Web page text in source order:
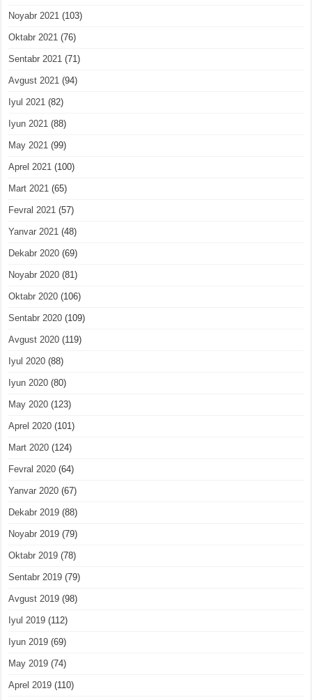
Noyabr 2021 (103)
Oktabr 2021 (76)
Sentabr 2021 (71)
Avgust 2021 (94)
Iyul 2021 (82)
Iyun 2021 (88)
May 2021 (99)
Aprel 2021 (100)
Mart 2021 (65)
Fevral 2021 (57)
Yanvar 2021 (48)
Dekabr 2020 (69)
Noyabr 2020 (81)
Oktabr 2020 (106)
Sentabr 2020 (109)
Avgust 2020 (119)
Iyul 2020 (88)
Iyun 2020 (80)
May 2020 (123)
Aprel 2020 (101)
Mart 2020 (124)
Fevral 2020 (64)
Yanvar 2020 (67)
Dekabr 2019 (88)
Noyabr 2019 (79)
Oktabr 2019 (78)
Sentabr 2019 (79)
Avgust 2019 (98)
Iyul 2019 (112)
Iyun 2019 (69)
May 2019 (74)
Aprel 2019 (110)